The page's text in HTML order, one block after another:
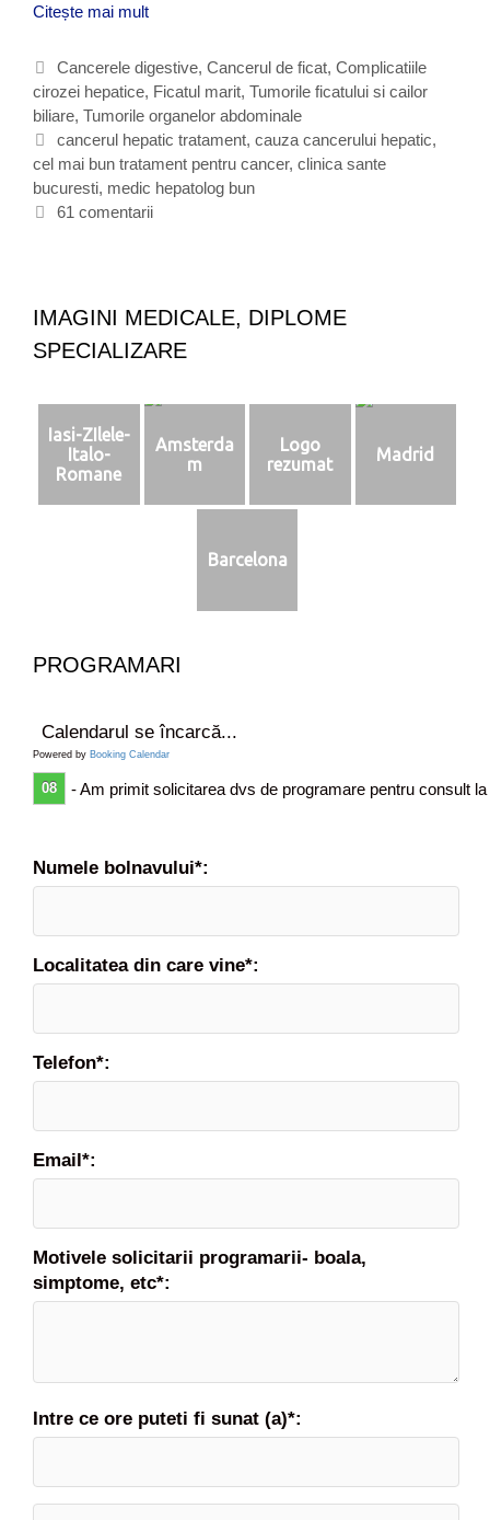
Citește mai mult
c
e
r
u
l
h
e
i
=
a
c
t
u
C
a
t
e
g
o
r
Cancerele digestive, Cancerul de ficat, Complicatiile
cirozei hepatice, Ficatul marit, Tumorile ficatului si cailor
biliare, Tumorile organelor abdominale
E
t
i
c
e
cancerul hepatic tratament, cauza cancerului hepatic,
cel mai bun tratament pentru cancer, clinica sante
bucuresti, medic hepatolog bun
61 comentarii
IMAGINI MEDICALE, DIPLOME
SPECIALIZARE
Iasi-ZIlele-
Italo-
Romane
Amsterda
m
Logo
rezumat
Madrid
Barcelona
PROGRAMARI
Calendarul se încarcă...
Powered by Booking Calendar
08 - Am primit solicitarea dvs de programare pentru consult
Numele bolnavului*:
Localitatea din care vine*:
Telefon*:
Email*:
Motivele solicitarii programarii- boala,
simptome, etc*:
Intre ce ore puteti fi sunat (a)*: